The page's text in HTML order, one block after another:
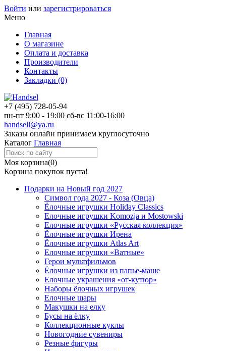
Войти или зарегистрироваться
Меню
Главная
О магазине
Оплата и доставка
Производители
Контакты
Закладки (0)
+7 (495) 728-05-94
пн-пт 9:00 - 19:00 сб-вс 11:00-16:00
handsell@ya.ru
Заказы онлайн принимаем круглосуточно
Каталог Главная
Моя корзина(0)
Корзина покупок пуста!
Подарки на Новый год 2027
Символ года 2027 - Коза (Овца)
Ёлочные игрушки Holiday Classics
Елочные игрушки Komozja и Mostowski
Елочные игрушки «Русская коллекция»
Ёлочные игрушки Ирена
Ёлочные игрушки Atlas Art
Елочные игрушки «Ватные»
Герои мультфильмов
Ёлочные игрушки из папье-маше
Елочные украшения «от-кутюр»
Наборы ёлочных игрушек
Елочные шары
Макушки на елку
Бусы на ёлку
Коллекционные куклы
Новогодние сувениры
Резные фигуры